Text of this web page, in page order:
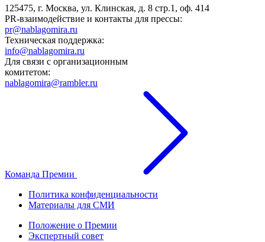
125475, г. Москва, ул. Клинская, д. 8 стр.1, оф. 414
PR-взаимодействие и контакты для прессы:
pr@nablagomira.ru
Техническая поддержка:
info@nablagomira.ru
Для связи с организационным
комитетом:
nablagomira@rambler.ru
Команда Премии
Политика конфиденциальности
Материалы для СМИ
Положение о Премии
Экспертный совет